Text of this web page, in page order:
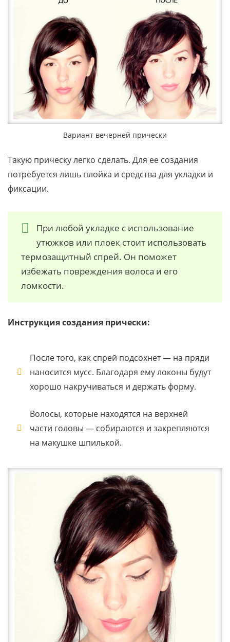
Вариант вечерней прически
Такую прическу легко сделать. Для ее создания
потребуется лишь плойка и средства для укладки и
фиксации.
При любой укладке с использование
утюжков или плоек стоит использовать
термозащитный спрей. Он поможет
избежать повреждения волоса и его
ломкости.
Инструкция создания прически:
После того, как спрей подсохнет — на пряди
наносится мусс. Благодаря ему локоны будут
хорошо накручиваться и держать форму.
Волосы, которые находятся на верхней
части головы — собираются и закрепляются
на макушке шпилькой.